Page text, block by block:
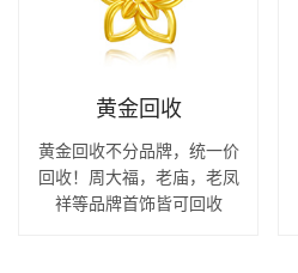
黄金回收
黄金回收不分品牌，统一价
回收！周大福，老庙，老凤
祥等品牌首饰皆可回收